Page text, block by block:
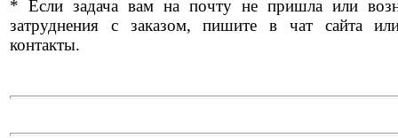
* Если задача вам на почту не пришла или
затруднения с заказом, пишите в чат сайта
контакты.